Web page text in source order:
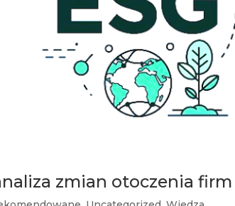
zmian otoczenia firm